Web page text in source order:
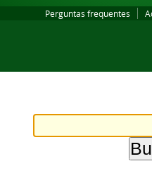
Perguntas frequentes